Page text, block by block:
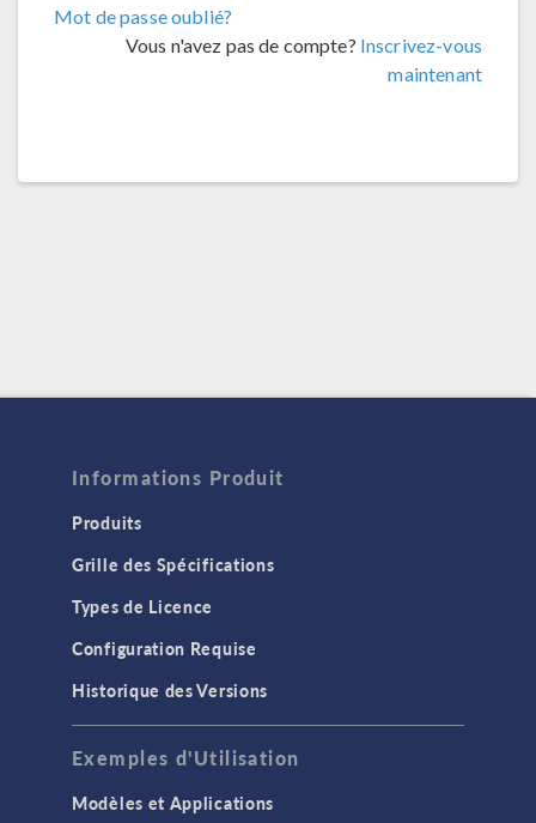
Mot de passe oublié?
Vous n'avez pas de compte? Inscrivez-vous
maintenant
Informations Produit
Produits
Grille des Spécifications
Types de Licence
Configuration Requise
Historique des Versions
Exemples d'Utilisation
Modèles et Applications